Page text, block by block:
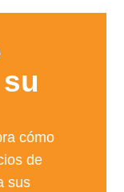
cómo
de
sus